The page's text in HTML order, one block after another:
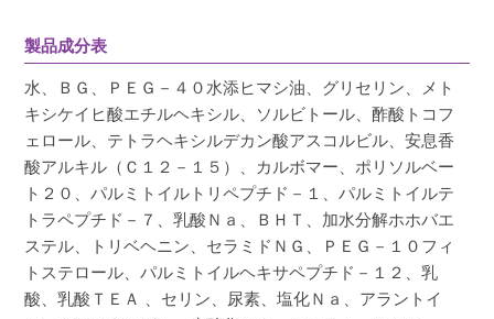
製品成分表
水、ＢＧ、ＰＥＧ－４０水添ヒマシ油、グリセリン、メト
キシケイヒ酸エチルヘキシル、ソルビトール、酢酸トコフ
ェロール、テトラヘキシルデカン酸アスコルビル、安息香
酸アルキル（Ｃ１２－１５）、カルボマー、ポリソルベー
ト２０、パルミトイルトリペプチド－１、パルミトイルテ
トラペプチド－７、乳酸Ｎａ、ＢＨＴ、加水分解ホホバエ
ステル、トリベヘニン、セラミドＮＧ、ＰＥＧ－１０フィ
トステロール、パルミトイルヘキサペプチド－１２、乳
酸、乳酸ＴＥＡ 、セリン、尿素、塩化Ｎａ、アラントイ